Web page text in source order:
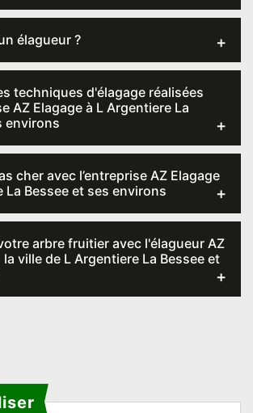
élagueur ?
techniques d'élagage réalisées
AZ Elagage à L Argentiere La
environs
cher avec l’entreprise AZ Elagage
La Bessee et ses environs
arbre fruitier avec l'élagueur AZ
ville de L Argentiere La Bessee et